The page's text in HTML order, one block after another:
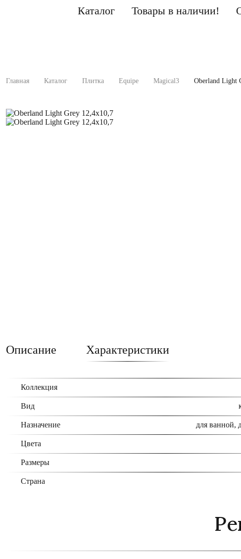
Каталог Товары в наличии!
Главная Каталог Плитка Equipe Magical3 Oberland Light
Описание Характеристики
Коллекция
Вид
Назначение для ванной,
Цвета
Размеры
Страна